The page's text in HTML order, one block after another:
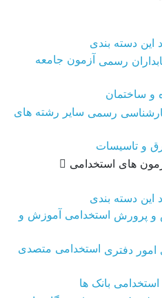
دسته بندی
آزمون جامعه
ساختمان
سایر رشته های
و تاسيسات
های استخدامی
دسته بندی
استخدامی آموزش و
استخدامی متصدی
بانک ها